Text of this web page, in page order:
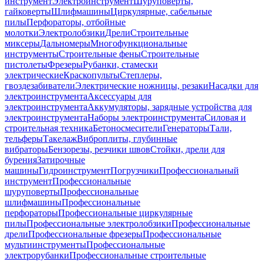
гайковертыШлифмашиныЦиркулярные, сабельные
пилыПерфораторы, отбойные
молоткиЭлектролобзикиДрелиСтроительные
миксерыДальномерыМногофункциональные
инструментыСтроительные феныСтроительные
пистолетыФрезерыРубанки, стамески
электрическиеКраскопультыСтеплеры,
гвоздезабивателиЭлектрические ножницы, резакиНасадки для
электроинструментаАксессуары для
электроинструментаАккумуляторы, зарядные устройства для
электроинструментаНаборы электроинструментаСиловая и
строительная техникаБетоносмесителиГенераторыТали,
тельферыТакелажВиброплиты, глубинные
вибраторыБензорезы, резчики швовСтойки, дрели для
буренияЗатирочные
машиныГидроинструментПогрузчикиПрофессиональный
инструментПрофессиональные
шуруповертыПрофессиональные
шлифмашиныПрофессиональные
перфораторыПрофессиональные циркулярные
пилыПрофессиональные электролобзикиПрофессиональные
дрелиПрофессиональные фрезерыПрофессиональные
мультиинструментыПрофессиональные
электрорубанкиПрофессиональные строительные